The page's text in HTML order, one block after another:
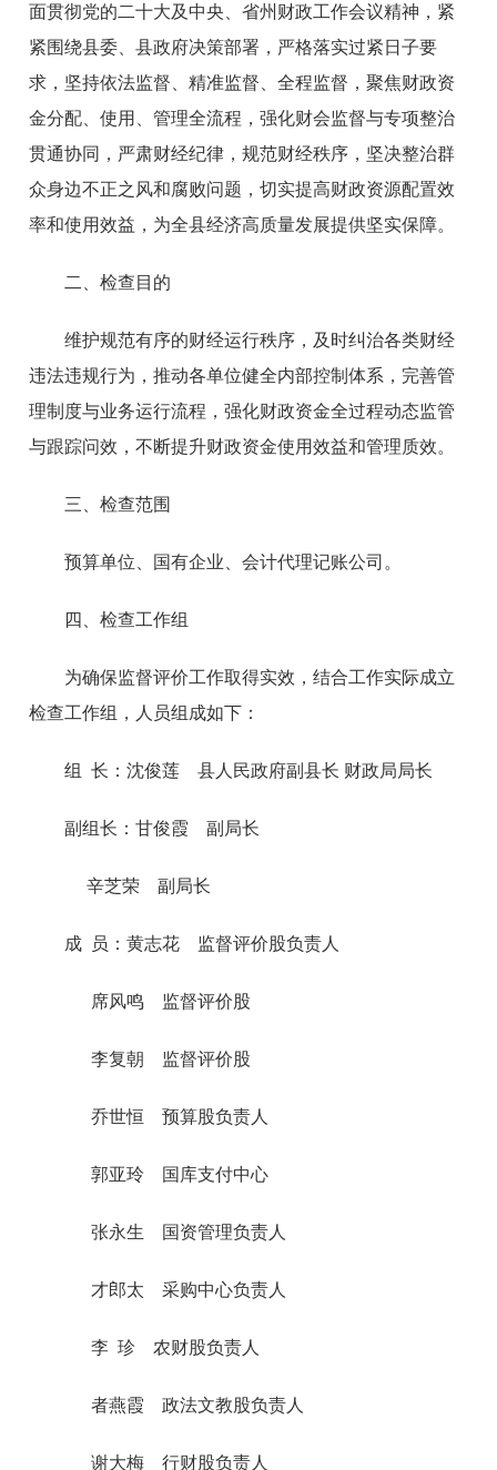
面贯彻党的二十大及中央、省州财政工作会议精神，紧
紧围绕县委、县政府决策部署，严格落实过紧日子要
求，坚持依法监督、精准监督、全程监督，聚焦财政资
金分配、使用、管理全流程，强化财会监督与专项整治
贯通协同，严肃财经纪律，规范财经秩序，坚决整治群
众身边不正之风和腐败问题，切实提高财政资源配置效
率和使用效益，为全县经济高质量发展提供坚实保障。
二、检查目的
维护规范有序的财经运行秩序，及时纠治各类财经
违法违规行为，推动各单位健全内部控制体系，完善管
理制度与业务运行流程，强化财政资金全过程动态监管
与跟踪问效，不断提升财政资金使用效益和管理质效。
三、检查范围
预算单位、国有企业、会计代理记账公司。
四、检查工作组
为确保监督评价工作取得实效，结合工作实际成立
检查工作组，人员组成如下：
组 长：沈俊莲 县人民政府副县长 财政局局长
副组长 ：甘俊霞 副局长
辛芝荣 副局长
成 员：黄志花 监督评价股负责人
席风鸣 监督评价股
李复朝 监督评价股
乔世恒 预算股负责人
郭亚玲 国库支付中心
张永生 国资管理负责人
才郎太 采购中心负责人
李 珍 农财股负责人
者燕霞 政法文教股负责人
谢大梅 行财股负责人